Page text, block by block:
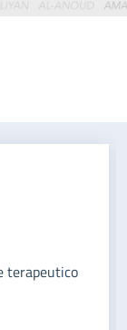
terapeutico